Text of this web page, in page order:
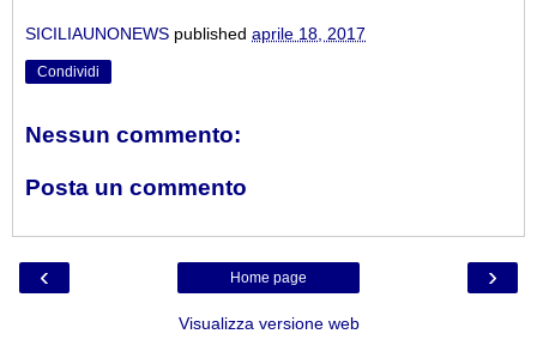
SICILIAUNONEWS published aprile 18, 2017
Condividi
Nessun commento:
Posta un commento
‹ ›
Home page
Visualizza versione web